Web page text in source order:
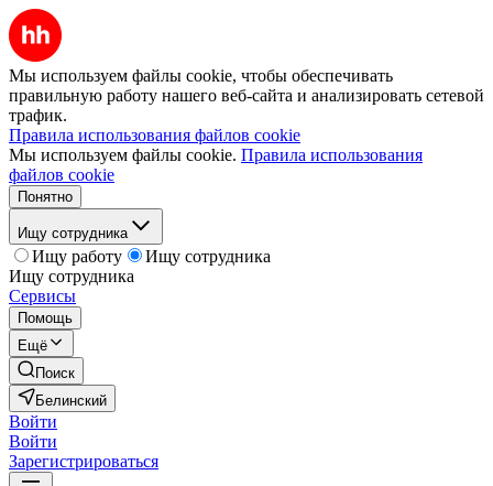
Мы используем файлы cookie, чтобы обеспечивать
правильную работу нашего веб-сайта и анализировать сетевой
трафик.
Правила использования файлов cookie
Мы используем файлы cookie. Правила использования
файлов cookie
Понятно
Ищу сотрудника
Ищу работу
Ищу сотрудника
Ищу сотрудника
Сервисы
Помощь
Ещё
Поиск
Белинский
Войти
Войти
Зарегистрироваться